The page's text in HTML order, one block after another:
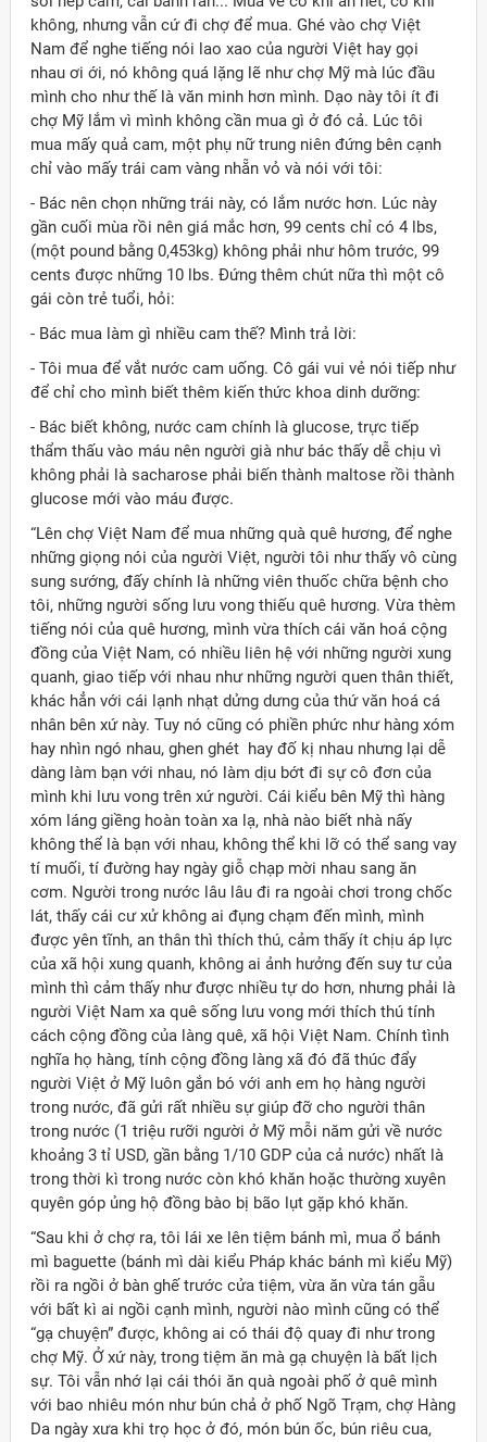
không, nhưng vẫn cứ đi chợ để mua. Ghé vào chợ Việt
Nam để nghe tiếng nói lao xao của người Việt hay gọi
nhau ơi ới, nó không quá lặng lẽ như chợ Mỹ mà lúc đầu
mình cho như thế là văn minh hơn mình. Dạo này tôi ít đi
chợ Mỹ lắm vì mình không cần mua gì ở đó cả. Lúc tôi
mua mấy quả cam, một phụ nữ trung niên đứng bên cạnh
chỉ vào mấy trái cam vàng nhẵn vỏ và nói với tôi:
- Bác nên chọn những trái này, có lắm nước hơn. Lúc này
gần cuối mùa rồi nên giá mắc hơn, 99 cents chỉ có 4 lbs,
(một pound bằng 0,453kg) không phải như hôm trước, 99
cents được những 10 lbs. Đứng thêm chút nữa thì một cô
gái còn trẻ tuổi, hỏi:
- Bác mua làm gì nhiều cam thế? Mình trả lời:
- Tôi mua để vắt nước cam uống. Cô gái vui vẻ nói tiếp như
để chỉ cho mình biết thêm kiến thức khoa dinh dưỡng:
- Bác biết không, nước cam chính là glucose, trực tiếp
thẩm thấu vào máu nên người già như bác thấy dễ chịu vì
không phải là sacharose phải biến thành maltose rồi thành
glucose mới vào máu được.
“Lên chợ Việt Nam để mua những quà quê hương, để nghe
những giọng nói của người Việt, người tôi như thấy vô cùng
sung sướng, đấy chính là những viên thuốc chữa bệnh cho
tôi, những người sống lưu vong thiếu quê hương. Vừa thèm
tiếng nói của quê hương, mình vừa thích cái văn hoá cộng
đồng của Việt Nam, có nhiều liên hệ với những người xung
quanh, giao tiếp với nhau như những người quen thân thiết,
khác hẳn với cái lạnh nhạt dửng dưng của thứ văn hoá cá
nhân bên xứ này. Tuy nó cũng có phiền phức như hàng xóm
hay nhìn ngó nhau, ghen ghét hay đố kị nhau nhưng lại dễ
dàng làm bạn với nhau, nó làm dịu bớt đi sự cô đơn của
mình khi lưu vong trên xứ người. Cái kiểu bên Mỹ thì hàng
xóm láng giềng hoàn toàn xa lạ, nhà nào biết nhà nấy
không thể là bạn với nhau, không thể khi lỡ có thể sang vay
tí muối, tí đường hay ngày giỗ chạp mời nhau sang ăn
cơm. Người trong nước lâu lâu đi ra ngoài chơi trong chốc
lát, thấy cái cư xử không ai đụng chạm đến mình, mình
được yên tĩnh, an thân thì thích thú, cảm thấy ít chịu áp lực
của xã hội xung quanh, không ai ảnh hưởng đến suy tư của
mình thì cảm thấy như được nhiều tự do hơn, nhưng phải là
người Việt Nam xa quê sống lưu vong mới thích thú tính
cách cộng đồng của làng quê, xã hội Việt Nam. Chính tình
nghĩa họ hàng, tính cộng đồng làng xã đó đã thúc đẩy
người Việt ở Mỹ luôn gắn bó với anh em họ hàng người
trong nước, đã gửi rất nhiều sự giúp đỡ cho người thân
trong nước (1 triệu rưỡi người ở Mỹ mỗi năm gửi về nước
khoảng 3 tỉ USD, gần bằng 1/10 GDP của cả nước) nhất là
trong thời kì trong nước còn khó khăn hoặc thường xuyên
quyên góp ủng hộ đồng bào bị bão lụt gặp khó khăn.
“Sau khi ở chợ ra, tôi lái xe lên tiệm bánh mì, mua ổ bánh
mì baguette (bánh mì dài kiểu Pháp khác bánh mì kiểu Mỹ)
rồi ra ngồi ở bàn ghế trước cửa tiệm, vừa ăn vừa tán gẫu
với bất kì ai ngồi cạnh mình, người nào mình cũng có thể
“gạ chuyện” được, không ai có thái độ quay đi như trong
chợ Mỹ. Ở xứ này, trong tiệm ăn mà gạ chuyện là bất lịch
sự. Tôi vẫn nhớ lại cái thói ăn quà ngoài phố ở quê mình
với bao nhiêu món như bún chả ở phố Ngõ Trạm, chợ Hàng
Da ngày xưa khi trọ học ở đó, món bún ốc, bún riêu cua,